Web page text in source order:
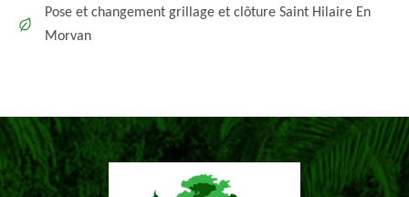
Pose et changement grillage et clôture Saint Hilaire En
Morvan